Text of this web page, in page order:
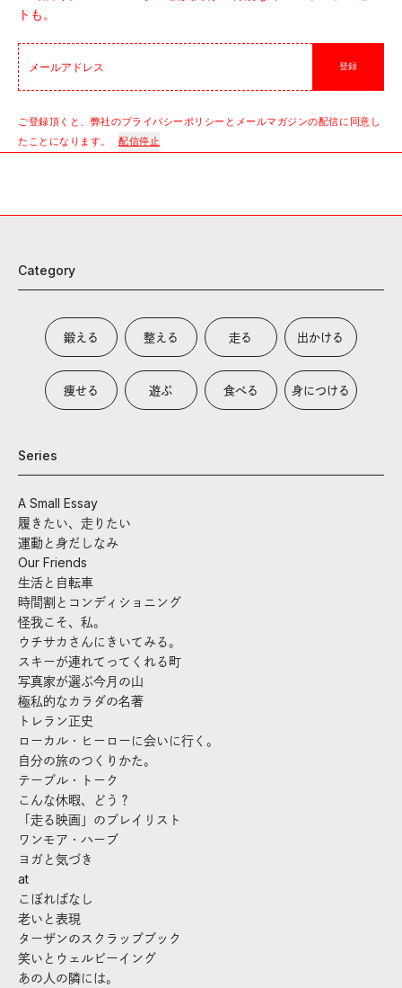
トも。
登録
ご登録頂くと、弊社のプライバシーポリシーとメールマガジンの配信に同意し
たことになります。
配信停止
Category
鍛える 整える 走る 出かける
痩せる 遊ぶ 食べる 身につける
Series
A Small Essay
履きたい、走りたい
運動と身だしなみ
Our Friends
生活と自転車
時間割とコンディショニング
怪我こそ、私。
ウチサカさんにきいてみる。
スキーが連れてってくれる町
写真家が選ぶ今月の山
極私的なカラダの名著
トレラン正史
ローカル・ヒーローに会いに行く。
自分の旅のつくりかた。
テーブル・トーク
こんな休暇、どう？
「走る映画」のプレイリスト
ワンモア・ハーブ
ヨガと気づき
at
こぼればなし
老いと表現
ターザンのスクラップブック
笑いとウェルビーイング
あの人の隣には。